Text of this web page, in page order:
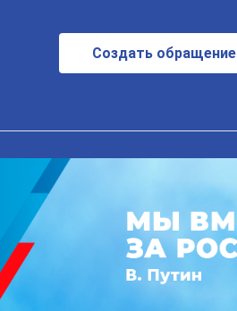
Создать обращение